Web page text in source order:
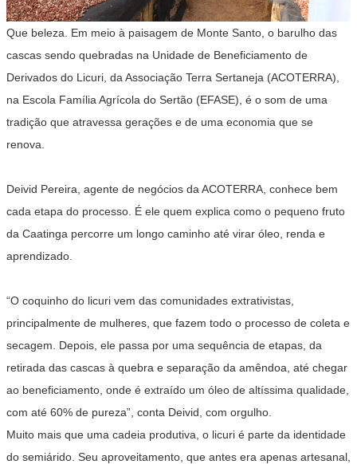
Que beleza. Em meio à paisagem de Monte Santo, o barulho das
cascas sendo quebradas na Unidade de Beneficiamento de
Derivados do Licuri, da Associação Terra Sertaneja (ACOTERRA),
na Escola Família Agrícola do Sertão (EFASE), é o som de uma
tradição que atravessa gerações e de uma economia que se
renova.
Deivid Pereira, agente de negócios da ACOTERRA, conhece bem
cada etapa do processo. É ele quem explica como o pequeno fruto
da Caatinga percorre um longo caminho até virar óleo, renda e
aprendizado.
“O coquinho do licuri vem das comunidades extrativistas,
principalmente de mulheres, que fazem todo o processo de coleta e
secagem. Depois, ele passa por uma sequência de etapas, da
retirada das cascas à quebra e separação da amêndoa, até chegar
ao beneficiamento, onde é extraído um óleo de altíssima qualidade,
com até 60% de pureza”, conta Deivid, com orgulho.
Muito mais que uma cadeia produtiva, o licuri é parte da identidade
do semiárido. Seu aproveitamento, que antes era apenas artesanal,